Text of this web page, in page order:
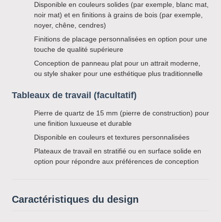
Disponible en couleurs solides (par exemple, blanc mat,
noir mat) et en finitions à grains de bois (par exemple,
noyer, chêne, cendres)
Finitions de placage personnalisées en option pour une
touche de qualité supérieure
Conception de panneau plat pour un attrait moderne,
ou style shaker pour une esthétique plus traditionnelle
Tableaux de travail (facultatif)
Pierre de quartz de 15 mm (pierre de construction) pour
une finition luxueuse et durable
Disponible en couleurs et textures personnalisées
Plateaux de travail en stratifié ou en surface solide en
option pour répondre aux préférences de conception
Caractéristiques du design